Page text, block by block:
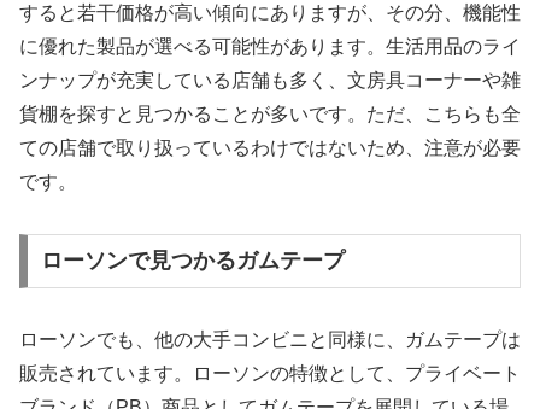
すると若干価格が高い傾向にありますが、その分、機能性
に優れた製品が選べる可能性があります。生活用品のライ
ンナップが充実している店舗も多く、文房具コーナーや雑
貨棚を探すと見つかることが多いです。ただ、こちらも全
ての店舗で取り扱っているわけではないため、注意が必要
です。
ローソンで見つかるガムテープ
ローソンでも、他の大手コンビニと同様に、ガムテープは
販売されています。ローソンの特徴として、プライベート